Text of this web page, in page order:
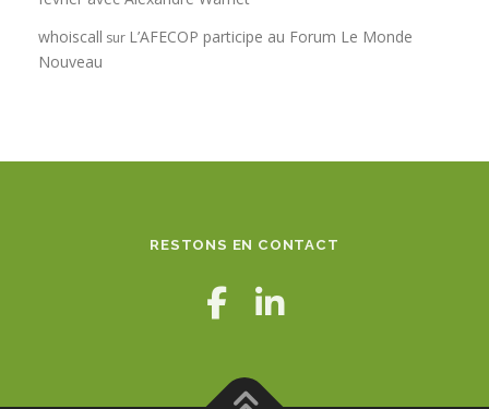
whoiscall sur L’AFECOP participe au Forum Le Monde
Nouveau
RESTONS EN CONTACT